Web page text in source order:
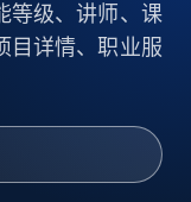
等级、讲师、课
目详情、职业服